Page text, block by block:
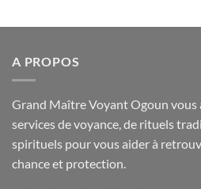
A PROPOS
Grand Maître Voyant Ogoun vous
services de voyance, de rituels
spirituels pour vous aider à
chance et protection.